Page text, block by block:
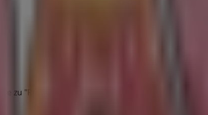
zu "Royal Donuts" zu veröffentlichen